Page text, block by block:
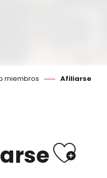
miembros Afiliarse